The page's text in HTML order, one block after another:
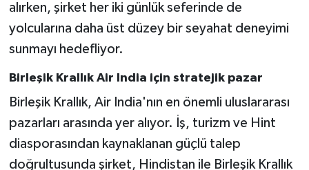
alırken, şirket her iki günlük seferinde de
yolcularına daha üst düzey bir seyahat deneyimi
sunmayı hedefliyor.
Birleşik Krallık Air India için stratejik pazar
Birleşik Krallık, Air India'nın en önemli uluslararası
pazarları arasında yer alıyor. İş, turizm ve Hint
diasporasından kaynaklanan güçlü talep
doğrultusunda şirket, Hindistan ile Birleşik Krallık